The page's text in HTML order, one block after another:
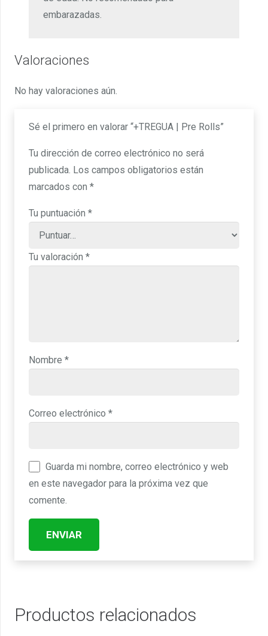
embarazadas.
Valoraciones
No hay valoraciones aún.
Sé el primero en valorar “+TREGUA | Pre Rolls”
Tu dirección de correo electrónico no será
publicada. Los campos obligatorios están
marcados con *
Tu puntuación *
Tu valoración *
Nombre *
Correo electrónico *
Guarda mi nombre, correo electrónico y web
en este navegador para la próxima vez que
comente.
Productos relacionados